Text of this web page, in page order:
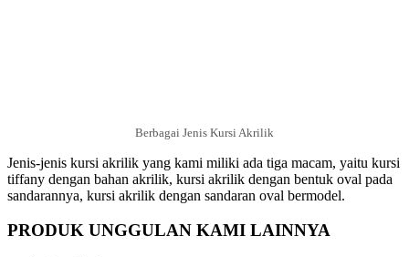
Berbagai Jenis Kursi Akrilik
Jenis-jenis kursi akrilik yang kami miliki ada tiga macam, yaitu kursi
tiffany dengan bahan akrilik, kursi akrilik dengan bentuk oval pada
sandarannya, kursi akrilik dengan sandaran oval bermodel.
PRODUK UNGGULAN KAMI LAINNYA